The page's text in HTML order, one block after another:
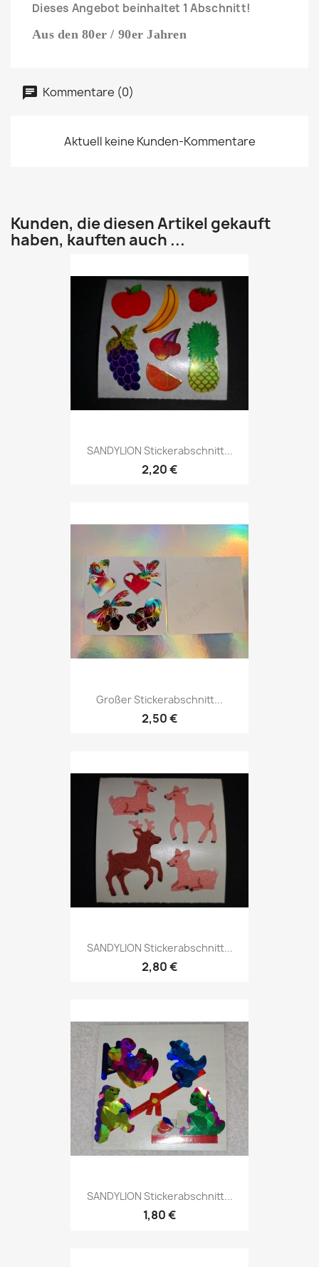
Dieses Angebot beinhaltet 1 Abschnitt!
Aus den 80er / 90er Jahren
Kommentare (0)
Aktuell keine Kunden-Kommentare
Kunden, die diesen Artikel gekauft
haben, kauften auch ...
SANDYLION Stickerabschnitt...
2,20 €
Großer Stickerabschnitt...
2,50 €
SANDYLION Stickerabschnitt...
2,80 €
SANDYLION Stickerabschnitt...
1,80 €